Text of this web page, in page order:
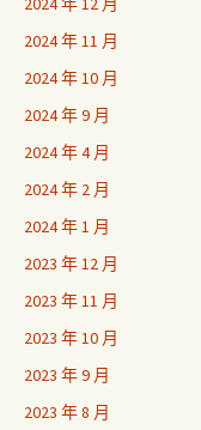
2024 年 11 月
2024 年 10 月
2024 年 9 月
2024 年 4 月
2024 年 2 月
2024 年 1 月
2023 年 12 月
2023 年 11 月
2023 年 10 月
2023 年 9 月
2023 年 8 月